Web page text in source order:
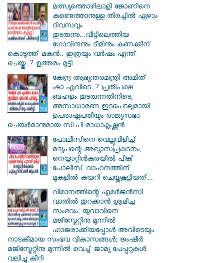
മത്സ്യത്തൊഴിലാളി ജോണിനെ
കണ്ടെത്താനുള്ള തിരച്ചിൽ ഏഴാം
ദിവസവും
തുടരുന്നു...വീട്ടിലെത്തിയ
ഗോവിന്ദനും ടീമിനും കണക്കിന്
കൊടുത്ത് മകൻ.. ഇത്രയും വർഷം എന്ത്
ചെയ്തു..? ഉത്തരം മുട്ടി..
കേന്ദ്ര ആഭ്യന്തരമന്ത്രി അമിത്
ഷാ എവിടെ..? പ്രതിപക്ഷ
ബഹളം തുടരുന്നതിനിടെ,
അസാധാരണ ഇടപെടലുമായി
ഉപരാഷ്ട്രപതിയും രാജ്യസഭാ
ചെയർമാനുമായ സി.പി.രാധാകൃഷ്ണൻ..
പോലീസിനെ വെല്ലുവിളിച്ച്
മദ്യപന്റെ അഭ്യാസപ്രകടനം;
നെയ്യാറ്റിൻകരയിൽ പിങ്ക്
പോലീസ് വാഹനത്തിന്
മുകളിൽ കയറി ചെയ്തുകൂട്ടിയത്...
വിമാനത്തിന്റെ എമർജൻസി
വാതിൽ തുറക്കാൻ ശ്രമിച്ച
സംഭവം; യുവാവിനെ
മജിസ്ട്രേറ്റിനു മുന്നിൽ
ഹാജരാക്കിയപ്പോൾ അവിടെയും
നാടകീമായ സംഭവ വികാസങ്ങൾ; ജംഷീർ
മജിസ്ട്രേറ്റിനു മുന്നിൽ വെച്ച് ജാമ്യ പേപ്പറുകൾ
വലിച്ചു കീറി